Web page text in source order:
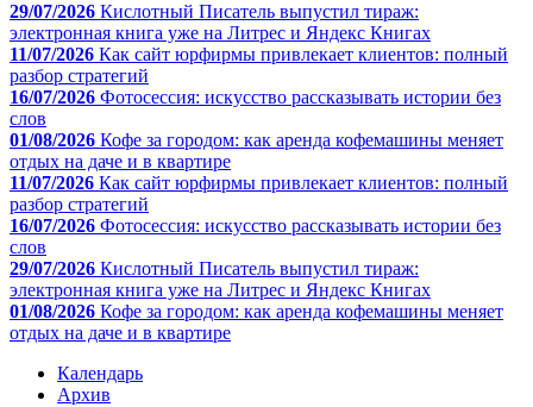
29/07/2026 Кислотный Писатель выпустил тираж:
электронная книга уже на Литрес и Яндекс Книгах
11/07/2026 Как сайт юрфирмы привлекает клиентов: полный
разбор стратегий
16/07/2026 Фотосессия: искусство рассказывать истории без
слов
01/08/2026 Кофе за городом: как аренда кофемашины меняет
отдых на даче и в квартире
11/07/2026 Как сайт юрфирмы привлекает клиентов: полный
разбор стратегий
16/07/2026 Фотосессия: искусство рассказывать истории без
слов
29/07/2026 Кислотный Писатель выпустил тираж:
электронная книга уже на Литрес и Яндекс Книгах
01/08/2026 Кофе за городом: как аренда кофемашины меняет
отдых на даче и в квартире
Календарь
Архив